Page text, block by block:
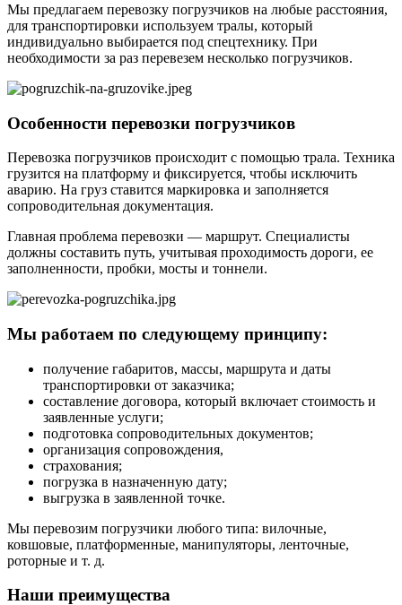
Мы предлагаем перевозку погрузчиков на любые расстояния,
для транспортировки используем тралы, который
индивидуально выбирается под спецтехнику. При
необходимости за раз перевезем несколько погрузчиков.
Особенности перевозки погрузчиков
Перевозка погрузчиков происходит с помощью трала. Техника
грузится на платформу и фиксируется, чтобы исключить
аварию. На груз ставится маркировка и заполняется
сопроводительная документация.
Главная проблема перевозки — маршрут. Специалисты
должны составить путь, учитывая проходимость дороги, ее
заполненности, пробки, мосты и тоннели.
Мы работаем по следующему принципу:
получение габаритов, массы, маршрута и даты
транспортировки от заказчика;
составление договора, который включает стоимость и
заявленные услуги;
подготовка сопроводительных документов;
организация сопровождения,
страхования;
погрузка в назначенную дату;
выгрузка в заявленной точке.
Мы перевозим погрузчики любого типа: вилочные,
ковшовые, платформенные, манипуляторы, ленточные,
роторные и т. д.
Наши преимущества